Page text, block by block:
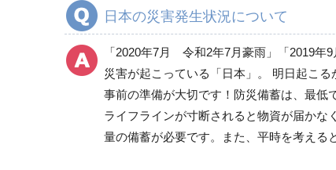
救助・復旧用品
転倒防止用品
日本の災害発生状況について
「2020年7月 令和2年7月豪雨」「2019
災害が起こっている「日本」。 明日起こ
事前の準備が大切です！防災備蓄は、最低
ライフラインが寸断されると物資が届か
量の備蓄が必要です。また、平時を考える